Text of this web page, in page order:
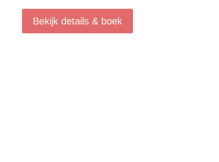
Bekijk details & boek